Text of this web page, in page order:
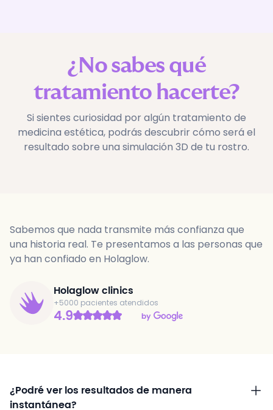
¿No sabes qué
tratamiento hacerte?
Si sientes curiosidad por algún tratamiento de
medicina estética, podrás descubrir cómo será el
resultado sobre una simulación 3D de tu rostro.
Sabemos que nada transmite más confianza que
una historia real. Te presentamos a las personas que
ya han confiado en Holaglow.
Holaglow clinics
+5000 pacientes atendidos
4.9
¿Podré ver los resultados de manera
instantánea?